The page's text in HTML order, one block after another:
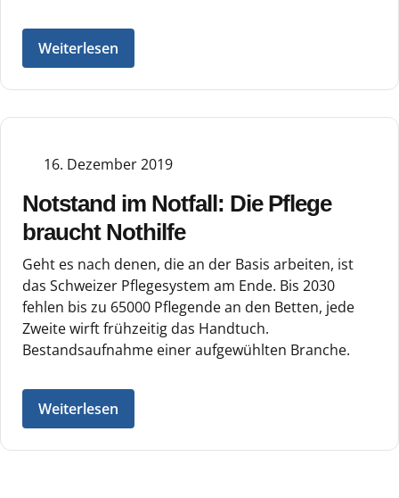
Weiterlesen
16. Dezember 2019
Notstand im Notfall: Die Pflege
braucht Nothilfe
Geht es nach denen, die an der Basis arbeiten, ist
das Schweizer Pflegesystem am Ende. Bis 2030
fehlen bis zu 65000 Pflegende an den Betten, jede
Zweite wirft frühzeitig das Handtuch.
Bestandsaufnahme einer aufgewühlten Branche.
Weiterlesen